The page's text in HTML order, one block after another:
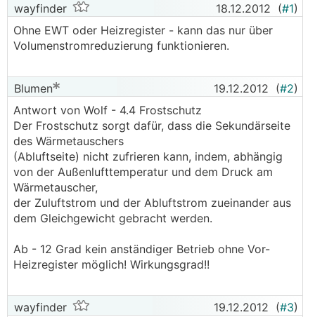
wayfinder 18.12.2012 (#1)
Ohne EWT oder Heizregister - kann das nur über
Volumenstromreduzierung funktionieren.
Blumen 19.12.2012 (#2)
Antwort von Wolf - 4.4 Frostschutz
Der Frostschutz sorgt dafür, dass die Sekundärseite
des Wärmetauschers
(Abluftseite) nicht zufrieren kann, indem, abhängig
von der Außenlufttemperatur und dem Druck am
Wärmetauscher,
der Zuluftstrom und der Abluftstrom zueinander aus
dem Gleichgewicht gebracht werden.
Ab - 12 Grad kein anständiger Betrieb ohne Vor-
Heizregister möglich! Wirkungsgrad!!
wayfinder 19.12.2012 (#3)